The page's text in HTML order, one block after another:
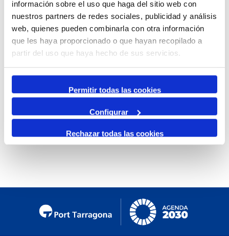
información sobre el uso que haga del sitio web con
nuestros partners de redes sociales, publicidad y análisis
web, quienes pueden combinarla con otra información
que les haya proporcionado o que hayan recopilado a
partir del uso que haya hecho de sus servicios.
Permitir todas las cookies
Configurar
Rechazar todas las cookies
By Month
Jump to month
Preceding Day
Friday, 28. March 2025
No events were found